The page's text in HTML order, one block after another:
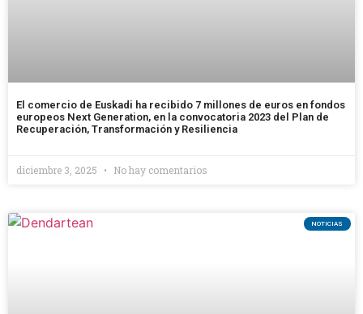
El comercio de Euskadi ha recibido 7 millones de euros en fondos
europeos Next Generation, en la convocatoria 2023 del Plan de
Recuperación, Transformación y Resiliencia
diciembre 3, 2025 No hay comentarios
NOTICIAS